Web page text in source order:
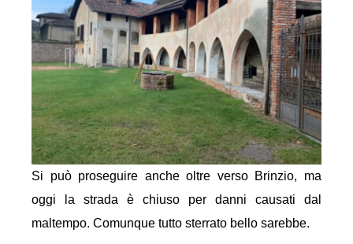
Si può proseguire anche oltre verso Brinzio, ma
oggi la strada è chiuso per danni causati dal
maltempo. Comunque tutto sterrato bello sarebbe.